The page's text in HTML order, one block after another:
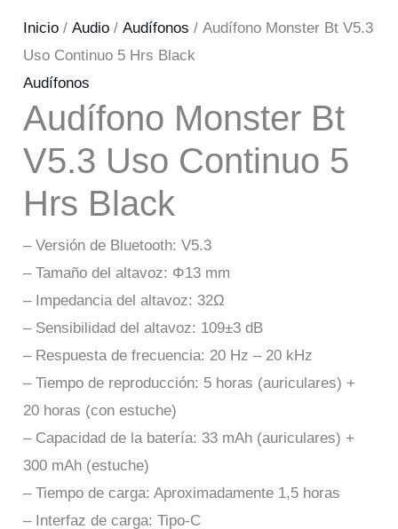
Inicio /Audio /Audífonos / Audífono Monster Bt V5.3
Uso Continuo 5 Hrs Black
Audífonos
Audífono Monster Bt
V5.3 Uso Continuo 5
Hrs Black
– Versión de Bluetooth: V5.3
– Tamaño del altavoz: Φ13 mm
– Impedancia del altavoz: 32Ω
– Sensibilidad del altavoz: 109±3 dB
– Respuesta de frecuencia: 20 Hz – 20 kHz
– Tiempo de reproducción: 5 horas (auriculares) +
20 horas (con estuche)
– Capacidad de la batería: 33 mAh (auriculares) +
300 mAh (estuche)
– Tiempo de carga: Aproximadamente 1,5 horas
– Interfaz de carga: Tipo-C